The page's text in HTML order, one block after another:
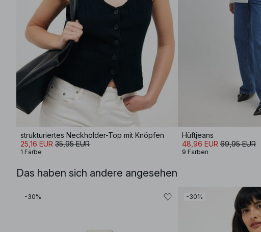
strukturiertes Neckholder-Top mit Knöpfen
25,16 EUR 35,95 EUR
1 Farbe
Hüftjeans
48,96 EUR 69,95 EUR
9 Farben
Das haben sich andere angesehen
-30% -30%